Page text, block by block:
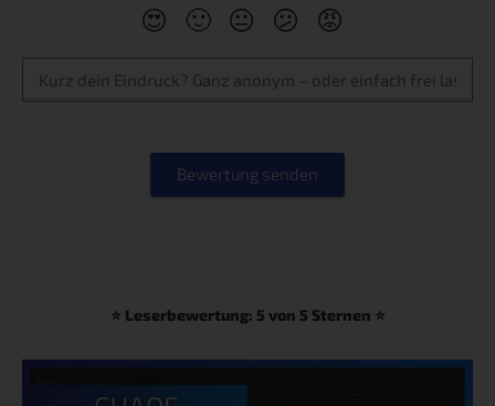
😍 🙂 😐 😕 😡
Bewertung senden
⭐ Leserbewertung: 5 von 5 Sternen ⭐